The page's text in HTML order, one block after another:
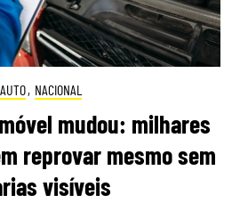
AUTO, NACIONAL
mudou: milhares
reprovar mesmo sem
visíveis